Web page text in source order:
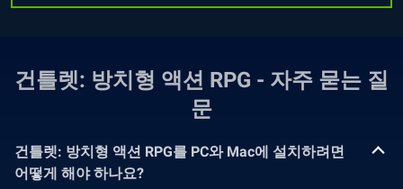
건틀렛: 방치형 액션 RPG - 자주 묻는 질
문
건틀렛: 방치형 액션 RPG를 PC와 Mac에 설치하려면
어떻게 해야 하나요?